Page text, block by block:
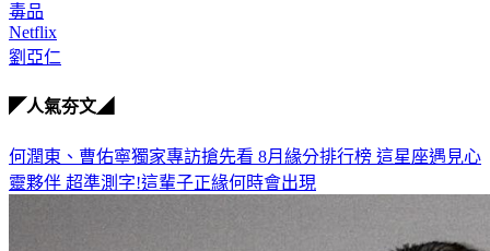
南韓
毒品
Netflix
何潤東、曹佑寧獨家專訪搶先看8月緣分排行榜 這星座遇見心
超準測字!這輩子正緣何時會出現